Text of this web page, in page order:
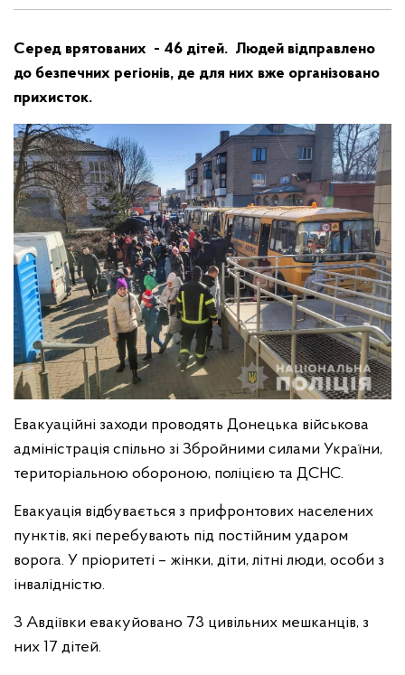
Серед врятованих - 46 дітей. Людей відправлено
до безпечних регіонів, де для них вже організовано
прихисток.
Евакуаційні заходи проводять Донецька військова
адміністрація спільно зі Збройними силами України,
територіальною обороною, поліцією та ДСНС.
Евакуація відбувається з прифронтових населених
пунктів, які перебувають під постійним ударом
ворога. У пріоритеті – жінки, діти, літні люди, особи з
інвалідністю.
З Авдіївки евакуйовано 73 цивільних мешканців, з
них 17 дітей.